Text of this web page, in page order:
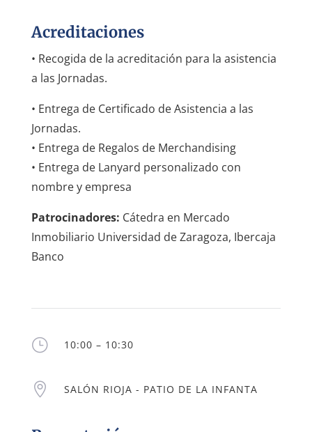
Acreditaciones
• Recogida de la acreditación para la asistencia
a las Jornadas.
• Entrega de Certificado de Asistencia a las
Jornadas.
• Entrega de Regalos de Merchandising
• Entrega de Lanyard personalizado con
nombre y empresa
Patrocinadores: Cátedra en Mercado
Inmobiliario Universidad de Zaragoza, Ibercaja
Banco
} 10:00 – 10:30
 SALÓN RIOJA - PATIO DE LA INFANTA